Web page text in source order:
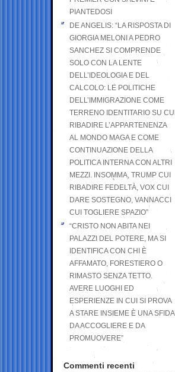
PIANTEDOSI
DE ANGELIS: “LA RISPOSTA DI
GIORGIA MELONI A PEDRO
SANCHEZ SI COMPRENDE
SOLO CON LA LENTE
DELL’IDEOLOGIA E DEL
CALCOLO: LE POLITICHE
DELL’IMMIGRAZIONE COME
TERRENO IDENTITARIO SU CUI
RIBADIRE L’APPARTENENZA
AL MONDO MAGA E COME
CONTINUAZIONE DELLA
POLITICA INTERNA CON ALTRI
MEZZI. INSOMMA, TRUMP CUI
RIBADIRE FEDELTÀ, VOX CUI
DARE SOSTEGNO, VANNACCI
CUI TOGLIERE SPAZIO”
“CRISTO NON ABITA NEI
PALAZZI DEL POTERE, MA SI
IDENTIFICA CON CHI È
AFFAMATO, FORESTIERO O
RIMASTO SENZA TETTO.
AVERE LUOGHI ED
ESPERIENZE IN CUI SI PROVA
A STARE INSIEME È UNA SFIDA
DA ACCOGLIERE E DA
PROMUOVERE”
Commenti recenti